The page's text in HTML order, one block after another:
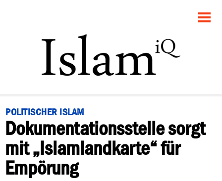
POLITIK
PANORAMA
RECHT
FEUILLETON
DEBATTE
POLITISCHER ISLAM
Dokumentationsstelle sorgt
mit „Islamlandkarte“ für
Empörung